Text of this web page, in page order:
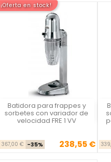
¡Oferta en stock!
Batidora para frappes y
sorbetes con variador de
velocidad FRE 1 VV
Precio base
367,00 € -35% Precio
238,55 €

Vista rápida